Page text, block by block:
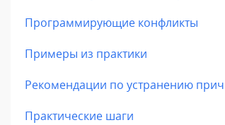
Программирующие конфликты
Примеры из практики
Рекомендации по устранению
Практические шаги